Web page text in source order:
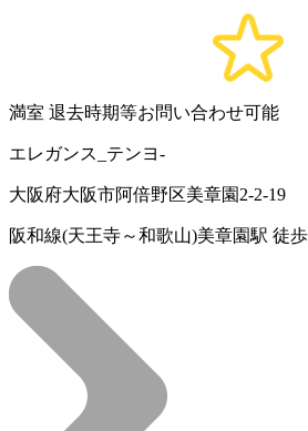
満室 退去時期等お問い合わせ可能
エレガンス_テンヨ-
大阪府大阪市阿倍野区美章園2-2-19
阪和線(天王寺～和歌山)美章園駅 徒